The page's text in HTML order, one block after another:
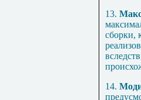
13.
сборки,
14.